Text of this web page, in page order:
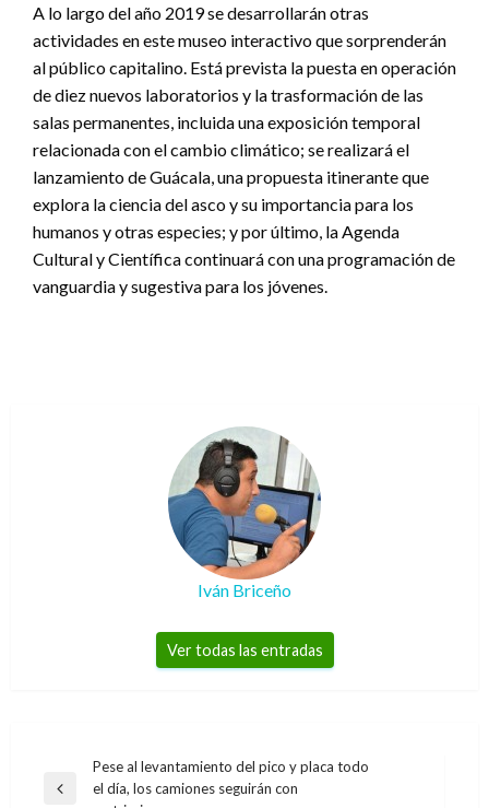
A lo largo del año 2019 se desarrollarán otras
actividades en este museo interactivo que sorprenderán
al público capitalino. Está prevista la puesta en operación
de diez nuevos laboratorios y la trasformación de las
salas permanentes, incluida una exposición temporal
relacionada con el cambio climático; se realizará el
lanzamiento de Guácala, una propuesta itinerante que
explora la ciencia del asco y su importancia para los
humanos y otras especies; y por último, la Agenda
Cultural y Científica continuará con una programación de
vanguardia y sugestiva para los jóvenes.
Iván Briceño
Ver todas las entradas
Navegación
de
Entrada
Pese al levantamiento del pico y placa todo
el día, los camiones seguirán con